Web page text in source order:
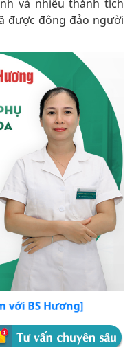
và nhiều thành tích
được đông đảo người
với BS Hương]